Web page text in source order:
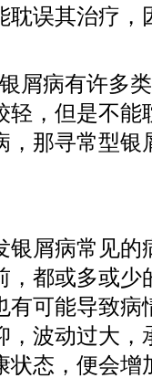
耽误其治疗，
屑病有许多
轻，但是不能
，那寻常型银
银屑病常见的
，都或多或少
有可能导致病
，波动过大，
状态，便会增